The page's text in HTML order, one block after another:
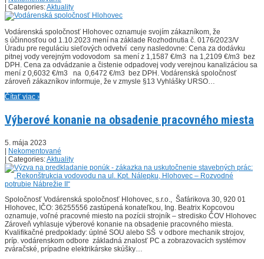
| Categories:Aktuality
Vodárenská spoločnosť Hlohovec oznamuje svojím zákazníkom, že
s účinnosťou od 1.10.2023 mení na základe Rozhodnutia č. 0176/2023/V
Úradu pre reguláciu sieťových odvetví ceny nasledovne: Cena za dodávku
pitnej vody verejným vodovodom sa mení z 1,1587 €/m3 na 1,2109 €/m3 bez
DPH. Cena za odvádzanie a čistenie odpadovej vody verejnou kanalizáciou sa
mení z 0,6032 €/m3 na 0,6472 €/m3 bez DPH. Vodárenská spoločnosť
zároveň zákazníkov informuje, že v zmysle §13 Vyhlášky URSO…
Čítať viac ›
Výberové konanie na obsadenie pracovného miesta
5. mája 2023
| Nekomentované
| Categories:Aktuality
Spoločnosť Vodárenská spoločnosť Hlohovec, s.r.o., Šafárikova 30, 920 01
Hlohovec, IČO: 36255556 zastúpená konateľkou, Ing. Beatrix Kopcovou
oznamuje, voľné pracovné miesto na pozícii strojník – stredisko ČOV Hlohovec
Zároveň vyhlasuje výberové konanie na obsadenie pracovného miesta.
Kvalifikačné predpoklady: úplné SOU alebo SŠ v odbore mechanik strojov,
príp. vodárenskom odbore základná znalosť PC a zobrazovacích systémov
zváračské, prípadne elektrikárske skúšky…